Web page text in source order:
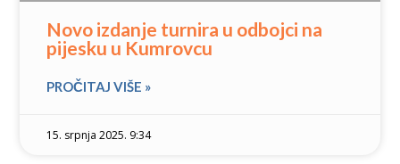
Novo izdanje turnira u odbojci na
pijesku u Kumrovcu
PROČITAJ VIŠE »
15. srpnja 2025. 9:34